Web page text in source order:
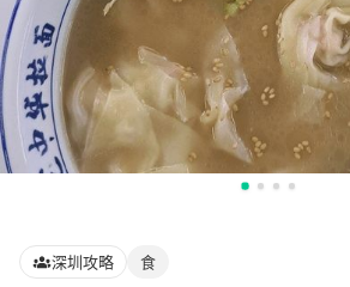
深圳攻略 食